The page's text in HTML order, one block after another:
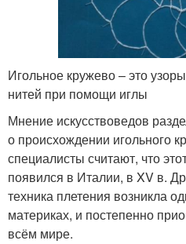
Игольное кружево – это
нитей при помощи иглы
Мнение искусствоведов
о происхождении игольного
специалисты считают, что
появился в Италии, в XV в.
техника плетения возникла
материках, и постепенно
всём мире.